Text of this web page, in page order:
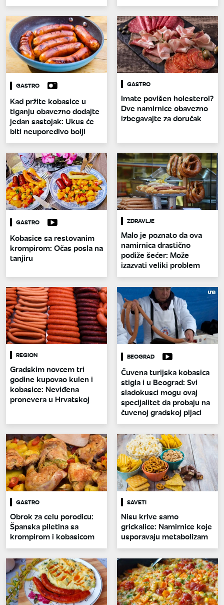
GASTRO
Kad pržite kobasice u
tiganju obavezno dodajte
jedan sastojak: Ukus će
biti neuporedivo bolji
GASTRO
Imate povišen holesterol?
Dve namirnice obavezno
izbegavajte za doručak
GASTRO
Kobasice sa restovanim
krompirom: Očas posla na
tanjiru
ZDRAVLJE
Malo je poznato da ova
namirnica drastično
podiže šećer: Može
izazvati veliki problem
REGION
Gradskim novcem tri
godine kupovao kulen i
kobasice: Neviđena
pronevera u Hrvatskoj
BEOGRAD
Čuvena turijska kobasica
stigla i u Beograd: Svi
sladokusci mogu ovaj
specijalitet da probaju na
čuvenoj gradskoj pijaci
GASTRO
Obrok za celu porodicu:
Španska piletina sa
krompirom i kobasicom
SAVETI
Nisu krive samo
grickalice: Namirnice koje
usporavaju metabolizam